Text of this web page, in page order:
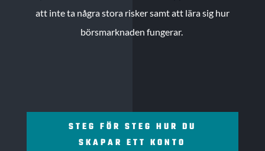
att inte ta några stora risker samt att lära sig hur
börsmarknaden fungerar.
STEG FÖR STEG HUR DU
SKAPAR ETT KONTO